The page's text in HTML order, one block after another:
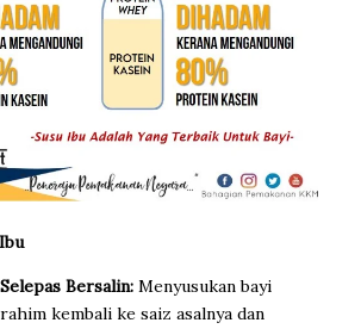
Bersalin: Menyusukan bayi
kembali ke saiz asalnya dan